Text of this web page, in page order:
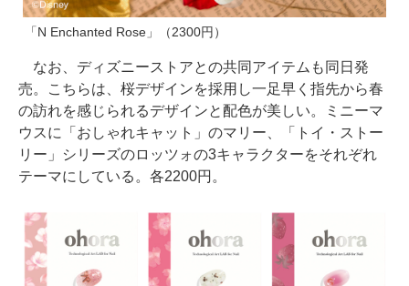
「N Enchanted Rose」（2300円）
なお、ディズニーストアとの共同アイテムも同日発
売。こちらは、桜デザインを採用し一足早く指先から春
の訪れを感じられるデザインと配色が美しい。ミニーマ
ウスに「おしゃれキャット」のマリー、「トイ・ストー
リー」シリーズのロッツォの3キャラクターをそれぞれ
テーマにしている。各2200円。